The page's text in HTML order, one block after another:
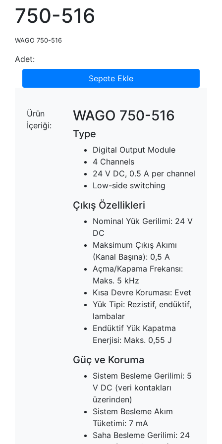
750-516
WAGO 750-516
Adet:
Sepete Ekle
Ürün
İçeriği:
WAGO 750-516
Type
Digital Output Module
4 Channels
24 V DC, 0.5 A per channel
Low-side switching
Çıkış Özellikleri
Nominal Yük Gerilimi: 24 V
DC
Maksimum Çıkış Akımı
(Kanal Başına): 0,5 A
Açma/Kapama Frekansı:
Maks. 5 kHz
Kısa Devre Koruması: Evet
Yük Tipi: Rezistif, endüktif,
lambalar
Endüktif Yük Kapatma
Enerjisi: Maks. 0,55 J
Güç ve Koruma
Sistem Besleme Gerilimi: 5
V DC (veri kontakları
üzerinden)
Sistem Besleme Akım
Tüketimi: 7 mA
Saha Besleme Gerilimi: 24